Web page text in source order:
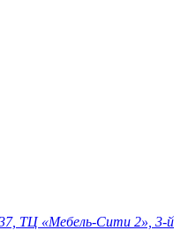
ТЦ «Мебель-Сити 2», 3-й